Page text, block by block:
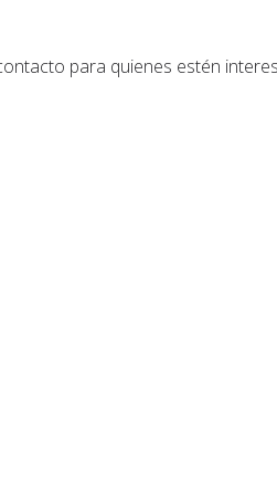
para quienes estén